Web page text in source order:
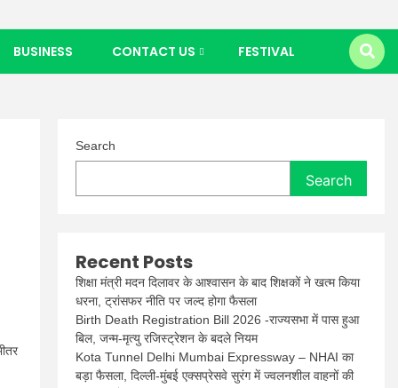
BUSINESS CONTACT US FESTIVAL
Search
Search
Recent Posts
शिक्षा मंत्री मदन दिलावर के आश्वासन के बाद शिक्षकों ने खत्म किया
धरना, ट्रांसफर नीति पर जल्द होगा फैसला
Birth Death Registration Bill 2026 -राज्यसभा में पास हुआ
बिल, जन्म-मृत्यु रजिस्ट्रेशन के बदले नियम
Kota Tunnel Delhi Mumbai Expressway – NHAI का
बड़ा फैसला, दिल्ली-मुंबई एक्सप्रेसवे सुरंग में ज्वलनशील वाहनों की